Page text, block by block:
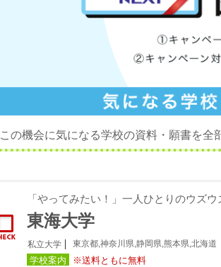
この機会に気になる学校の資料・願書を全
「やってみたい！」一人ひとりのウズ
東海大学
私立大学 東京都,神奈川県,静岡県,熊本県,北海道
学校案内 ※送料ともに無料